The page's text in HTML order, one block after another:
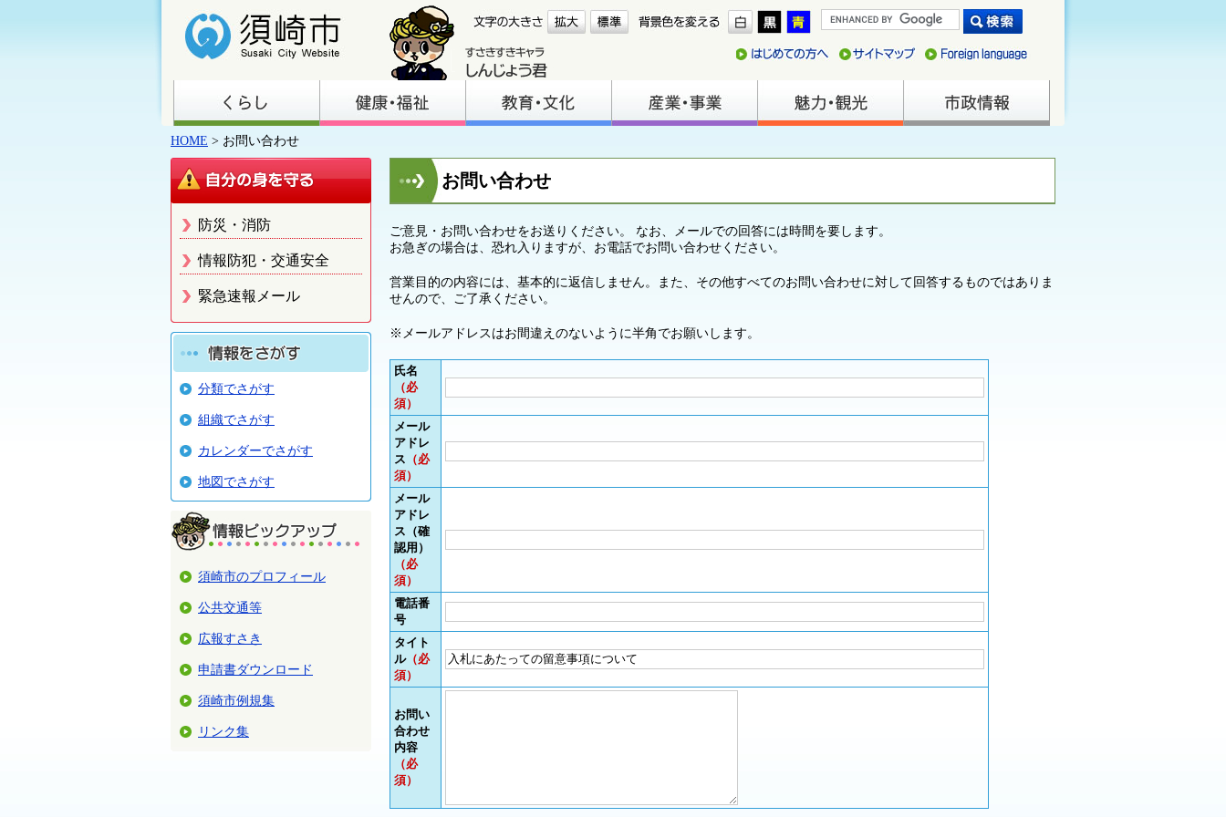
HOME > お問い合わせ
防災・消防
情報防犯・交通安全
緊急速報メール
分類でさがす
組織でさがす
カレンダーでさがす
地図でさがす
須崎市のプロフィール
公共交通等
広報すさき
申請書ダウンロード
須崎市例規集
リンク集
お問い合わせ
ご意見・お問い合わせをお送りください。 なお、メールでの回答には時間を要します。
お急ぎの場合は、恐れ入りますが、お電話でお問い合わせください。
営業目的の内容には、基本的に返信しません。また、その他すべてのお問い合わせに対して回答するものではありま
せんので、ご了承ください。
※メールアドレスはお間違えのないように半角でお願いします。
氏名
（必
須）
メール
アドレ
ス （必
須）
メール
アドレ
ス（確
認用）
（必
須）
電話番
号
タイト
ル（必
須）
お問い
合わせ
内容
（必
須）